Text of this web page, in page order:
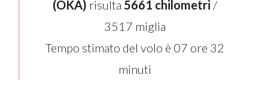
(OKA) risulta 5661 chilometri /
3517 miglia
Tempo stimato del volo è 07 ore 32
minuti